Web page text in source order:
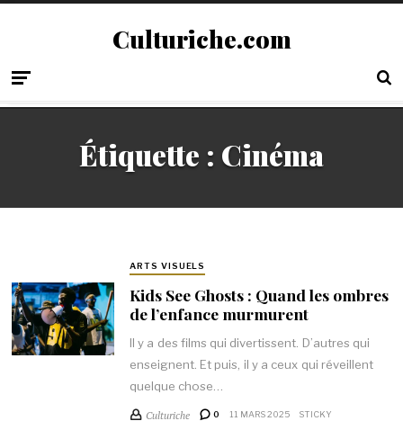
Culturiche.com
Étiquette : Cinéma
ARTS VISUELS
Kids See Ghosts : Quand les ombres
de l’enfance murmurent
Il y a des films qui divertissent. D’autres qui
enseignent. Et puis, il y a ceux qui réveillent
quelque chose…
Culturiche 0 11 MARS 2025 STICKY